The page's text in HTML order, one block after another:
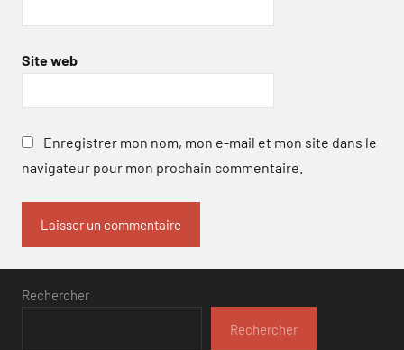
Site web
Enregistrer mon nom, mon e-mail et mon site dans le
navigateur pour mon prochain commentaire.
Rechercher
Rechercher